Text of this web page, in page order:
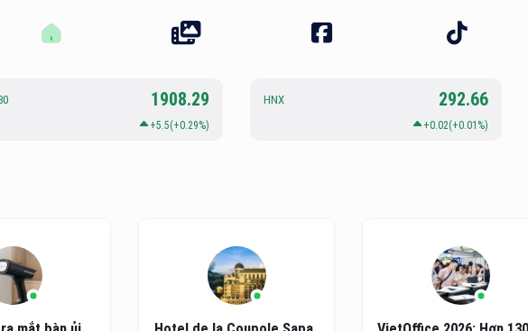
1908.29
+5.5(+0.29%)
HNX 292.66
+0.02(+0.01%)